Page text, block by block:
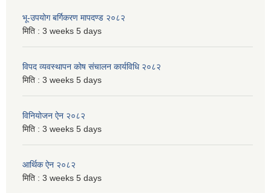
भू-उपयोग बर्गिकरण मापदण्ड २०८२
मिति : 3 weeks 5 days
विपद व्यवस्थापन कोष संचालन कार्यविधि २०८२
मिति : 3 weeks 5 days
विनियोजन ऐन २०८२
मिति : 3 weeks 5 days
आर्थिक ऐन २०८२
मिति : 3 weeks 5 days